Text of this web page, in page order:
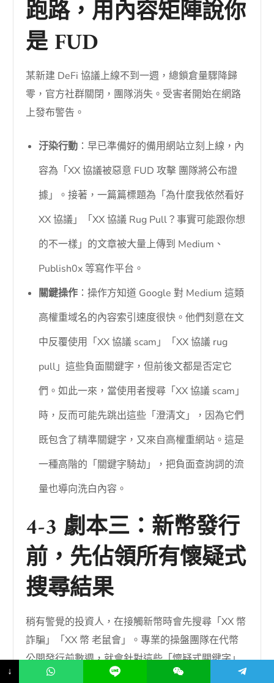
跑路，用內容矩陣說你
是 FUD
某新建 DeFi 協議上線不到一週，總鎖倉量驟降歸
零，官方社群關閉，團隊消失。受害者開始在網路
上發布警告。
汙染行動 ：早已準備好的備用網站立刻上線，內
容為「XX 協議被惡意 FUD 攻擊 團隊將公布證
據」。接著，一篇篇標題為「為什麼我依然看好
XX 協議」「XX 協議 Rug Pull？事實可能跟你想
的不一樣」的文章被大量上傳到 Medium、
Publish0x 等寫作平台。
關鍵操作 ：操作方知道 Google 對 Medium 這類
高權重域名的內容索引速度很快。他們刻意在文
中反覆使用「XX 協議 scam」「XX 協議 rug
pull」這些負面關鍵字，但前後文都是否定它
們。如此一來，當使用者搜尋「XX 協議 scam」
時，反而可能先跳出這些「澄清文」，因為它們
既包含了精準關鍵字，又來自高權重網站。這是
一種高階的「關鍵字騎劫」，把負面查詢詞的流
量也導向洗白內容。
4-3 劇本三：新幣發行
前，先佔領所有懷疑式
搜尋結果
稍有警覺的投資人，在接觸新幣時會先搜尋「XX 幣
詐騙」「XX 幣 老鼠會」。專業的操盤團隊在代幣
公開發行前數週，就會針對這些「懷疑式關鍵字」
全面布局。
↓